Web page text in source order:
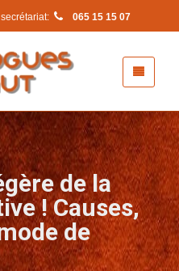
065 15 15 07
de la
! Causes,
de